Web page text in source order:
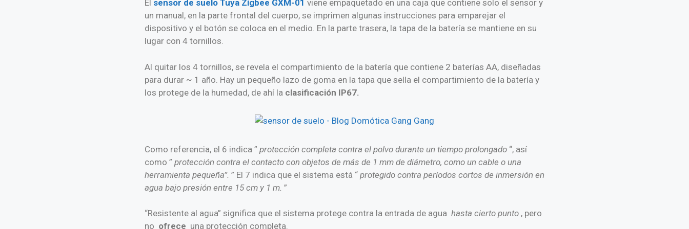
El sensor de suelo Tuya Zigbee GXM-01 viene empaquetado en una caja que contiene solo el sensor y
un manual, en la parte frontal del cuerpo, se imprimen algunas instrucciones para emparejar el
dispositivo y el botón se coloca en el medio. En la parte trasera, la tapa de la batería se mantiene en su
lugar con 4 tornillos.
Al quitar los 4 tornillos, se revela el compartimiento de la batería que contiene 2 baterías AA, diseñadas
para durar ~ 1 año. Hay un pequeño lazo de goma en la tapa que sella el compartimiento de la batería y
los protege de la humedad, de ahí la clasificación IP67.
Como referencia, el 6 indica ” protección completa contra el polvo durante un tiempo prolongado “, así
como ” protección contra el contacto con objetos de más de 1 mm de diámetro, como un cable o una
herramienta pequeña”. ” El 7 indica que el sistema está “ protegido contra períodos cortos de inmersión en
agua bajo presión entre 15 cm y 1 m. ”
“Resistente al agua” significa que el sistema protege contra la entrada de agua hasta cierto punto , pero
no ofrece una protección completa.